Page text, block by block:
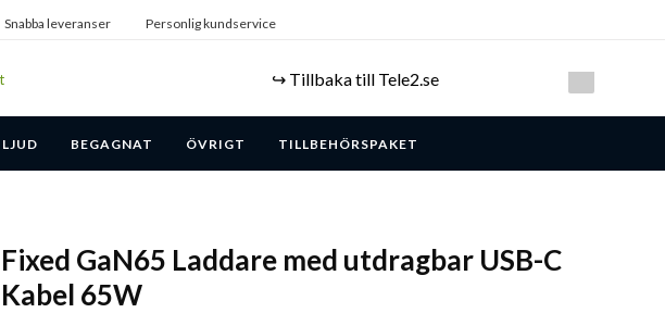
Snabba leveranser Personlig kundservice
↪️ Tillbaka till Tele2.se
LJUD BEGAGNAT ÖVRIGT TILLBEHÖRSPAKET
Fixed GaN65 Laddare med utdragbar USB-C
Kabel 65W